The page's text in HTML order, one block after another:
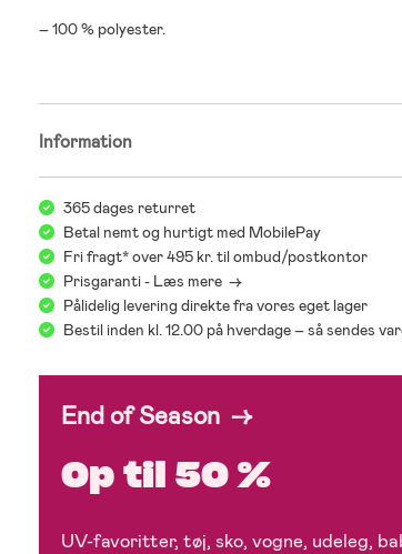
– 100 % polyester.
Information
365 dages returret
Betal nemt og hurtigt med MobilePay
Fri fragt* over 495 kr. til ombud/postkontor
Prisgaranti - Læs mere ->
Pålidelig levering direkte fra vores eget lager
Bestil inden kl. 12.00 på hverdage – så sendes
End of Season →
Op til 50 %
UV-favoritter, tøj, sko, vogne, udeleg,